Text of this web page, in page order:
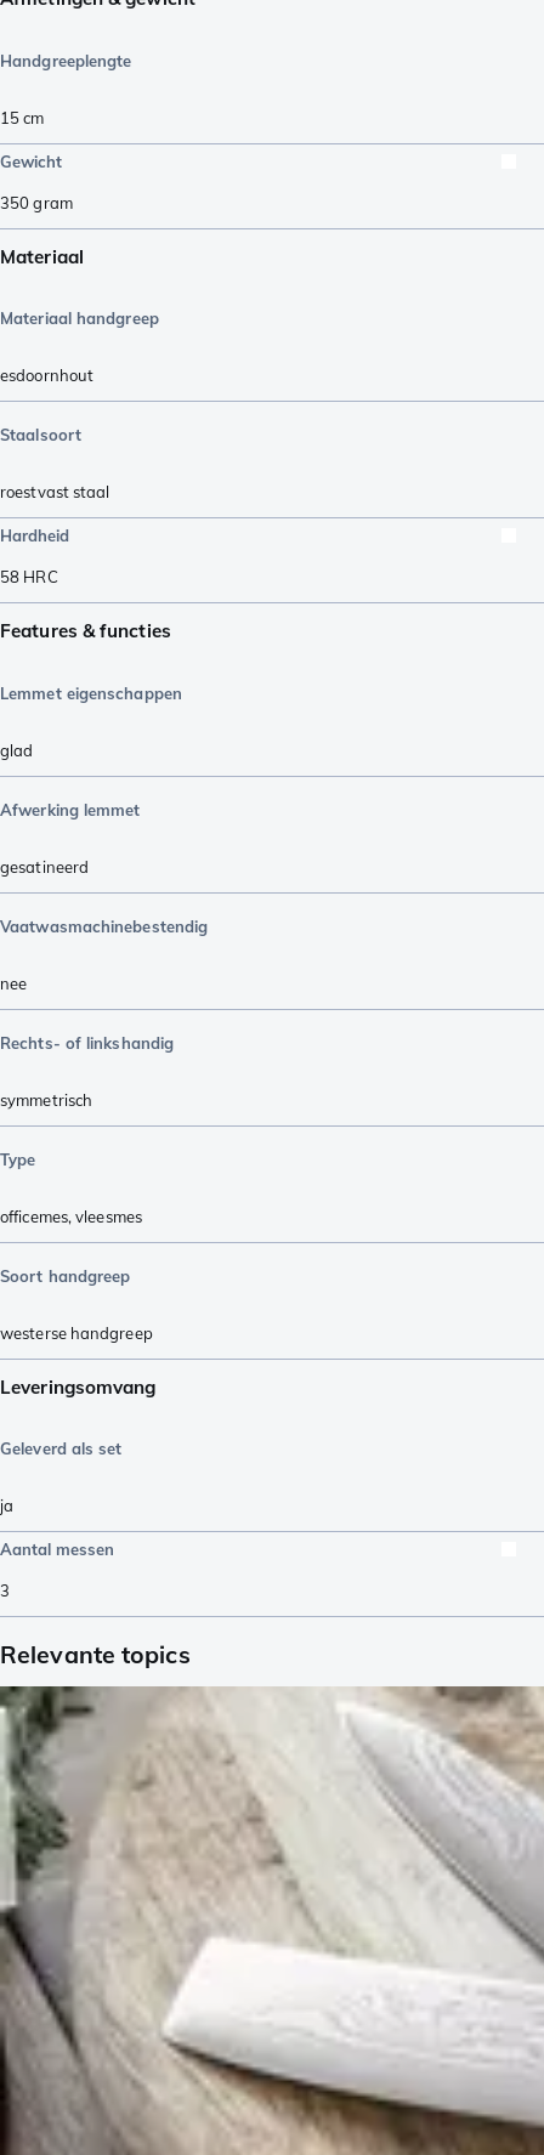
Handgreeplengte
15cm
Gewicht
350gram
Materiaal
Materiaal handgreep
esdoornhout
Staalsoort
roestvast staal
Hardheid
58 HRC
Features & functies
Lemmet eigenschappen
glad
Afwerking lemmet
gesatineerd
Vaatwasmachinebestendig
nee
Rechts- of linkshandig
symmetrisch
Type
officemes,vleesmes
Soort handgreep
westerse handgreep
Leveringsomvang
Geleverd als set
ja
Aantal messen
3
Relevante topics